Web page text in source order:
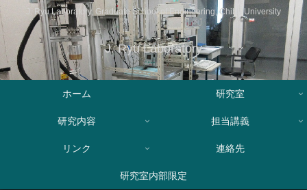
J. Ryu Laboratory, Graduate School of Engineering, Chiba University
J. Ryu Laboratory
ホーム 研究室
研究内容 担当講義
リンク 連絡先
研究室内部限定